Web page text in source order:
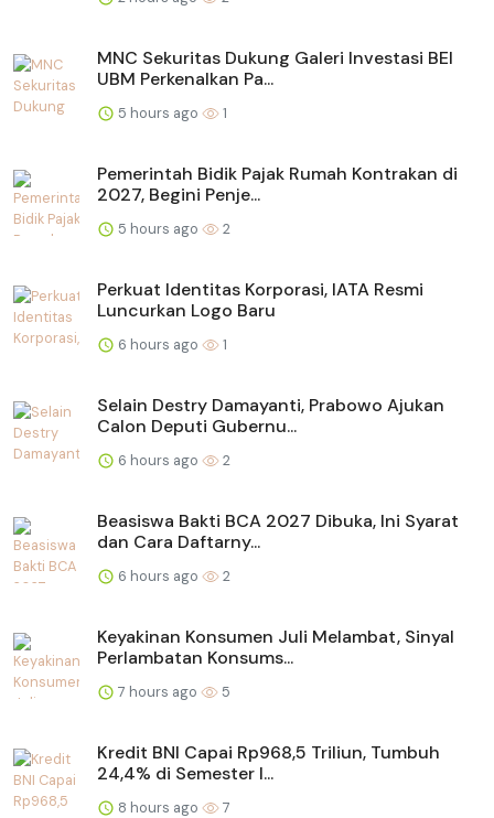
MNC Sekuritas Dukung Galeri Investasi BEI
UBM Perkenalkan Pa...
5 hours ago 1
Pemerintah Bidik Pajak Rumah Kontrakan di
2027, Begini Penje...
5 hours ago 2
Perkuat Identitas Korporasi, IATA Resmi
Luncurkan Logo Baru
6 hours ago 1
Selain Destry Damayanti, Prabowo Ajukan
Calon Deputi Gubernu...
6 hours ago 2
Beasiswa Bakti BCA 2027 Dibuka, Ini Syarat
dan Cara Daftarny...
6 hours ago 2
Keyakinan Konsumen Juli Melambat, Sinyal
Perlambatan Konsums...
7 hours ago 5
Kredit BNI Capai Rp968,5 Triliun, Tumbuh
24,4% di Semester I...
8 hours ago 7